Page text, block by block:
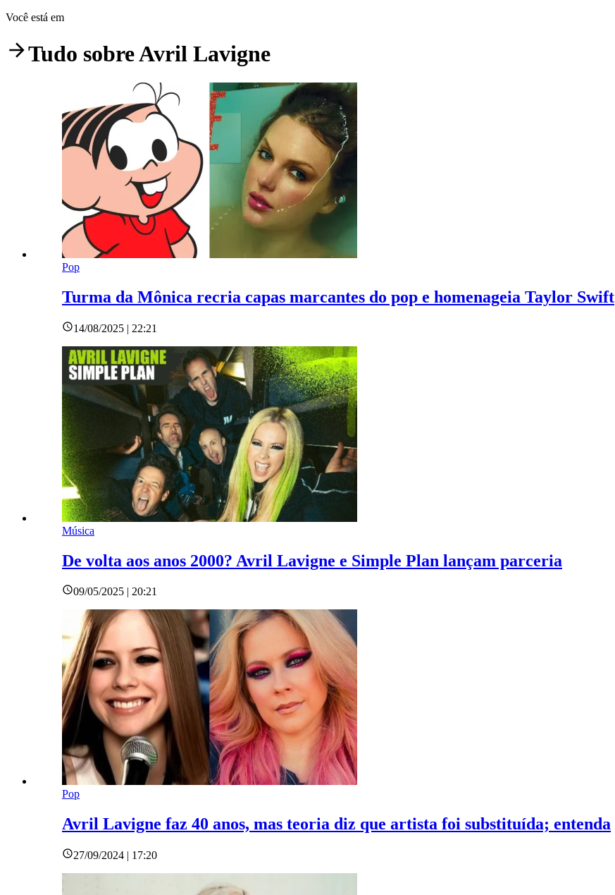
Você está em
Tudo sobreAvril Lavigne
Pop
Turma da Mônica recria capas marcantes do pop e homenageia Taylor Swift
14/08/2025 | 22:21
Música
De volta aos anos 2000? Avril Lavigne e Simple Plan lançam parceria
09/05/2025 | 20:21
Pop
Avril Lavigne faz 40 anos, mas teoria diz que artista foi substituída; entenda
27/09/2024 | 17:20